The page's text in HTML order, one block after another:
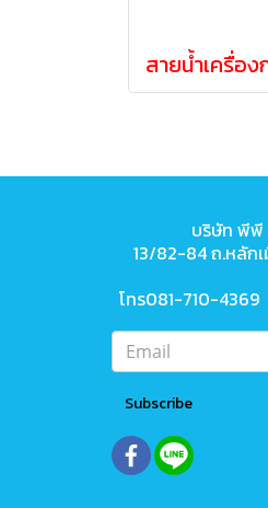
บริษัท พีพี
13/82-84 ถ.หลักเ
โทร081-710-
Subscribe